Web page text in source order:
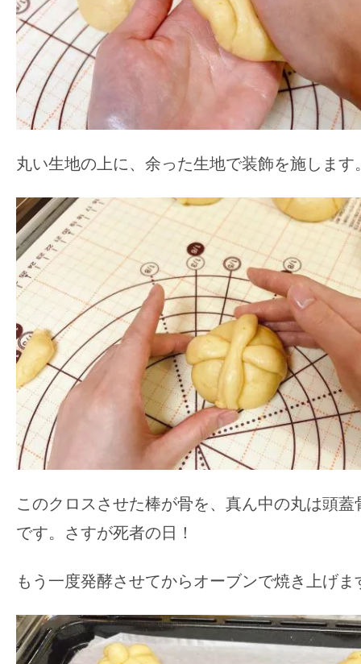
丸い生地の上に、余った生地で装飾を施します
このクロスさせた棒が骨を、真ん中の丸は頭
です。さすが死者の日！
もう一度発酵させてからオーブンで焼き上げま